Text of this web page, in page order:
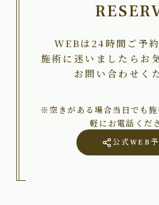
WEBは24時間ご予約
施術に迷いましたらお
お問い合わせく
※空きがある場合当日でも
軽にお電話くだ
公式WEB